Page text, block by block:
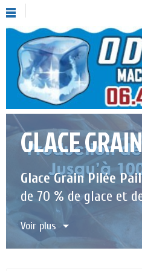
GLACE
Glace Grain Pilée
de 70 % de glace et
type de glace est
refroidissement des
secteur médical,
Voir plus